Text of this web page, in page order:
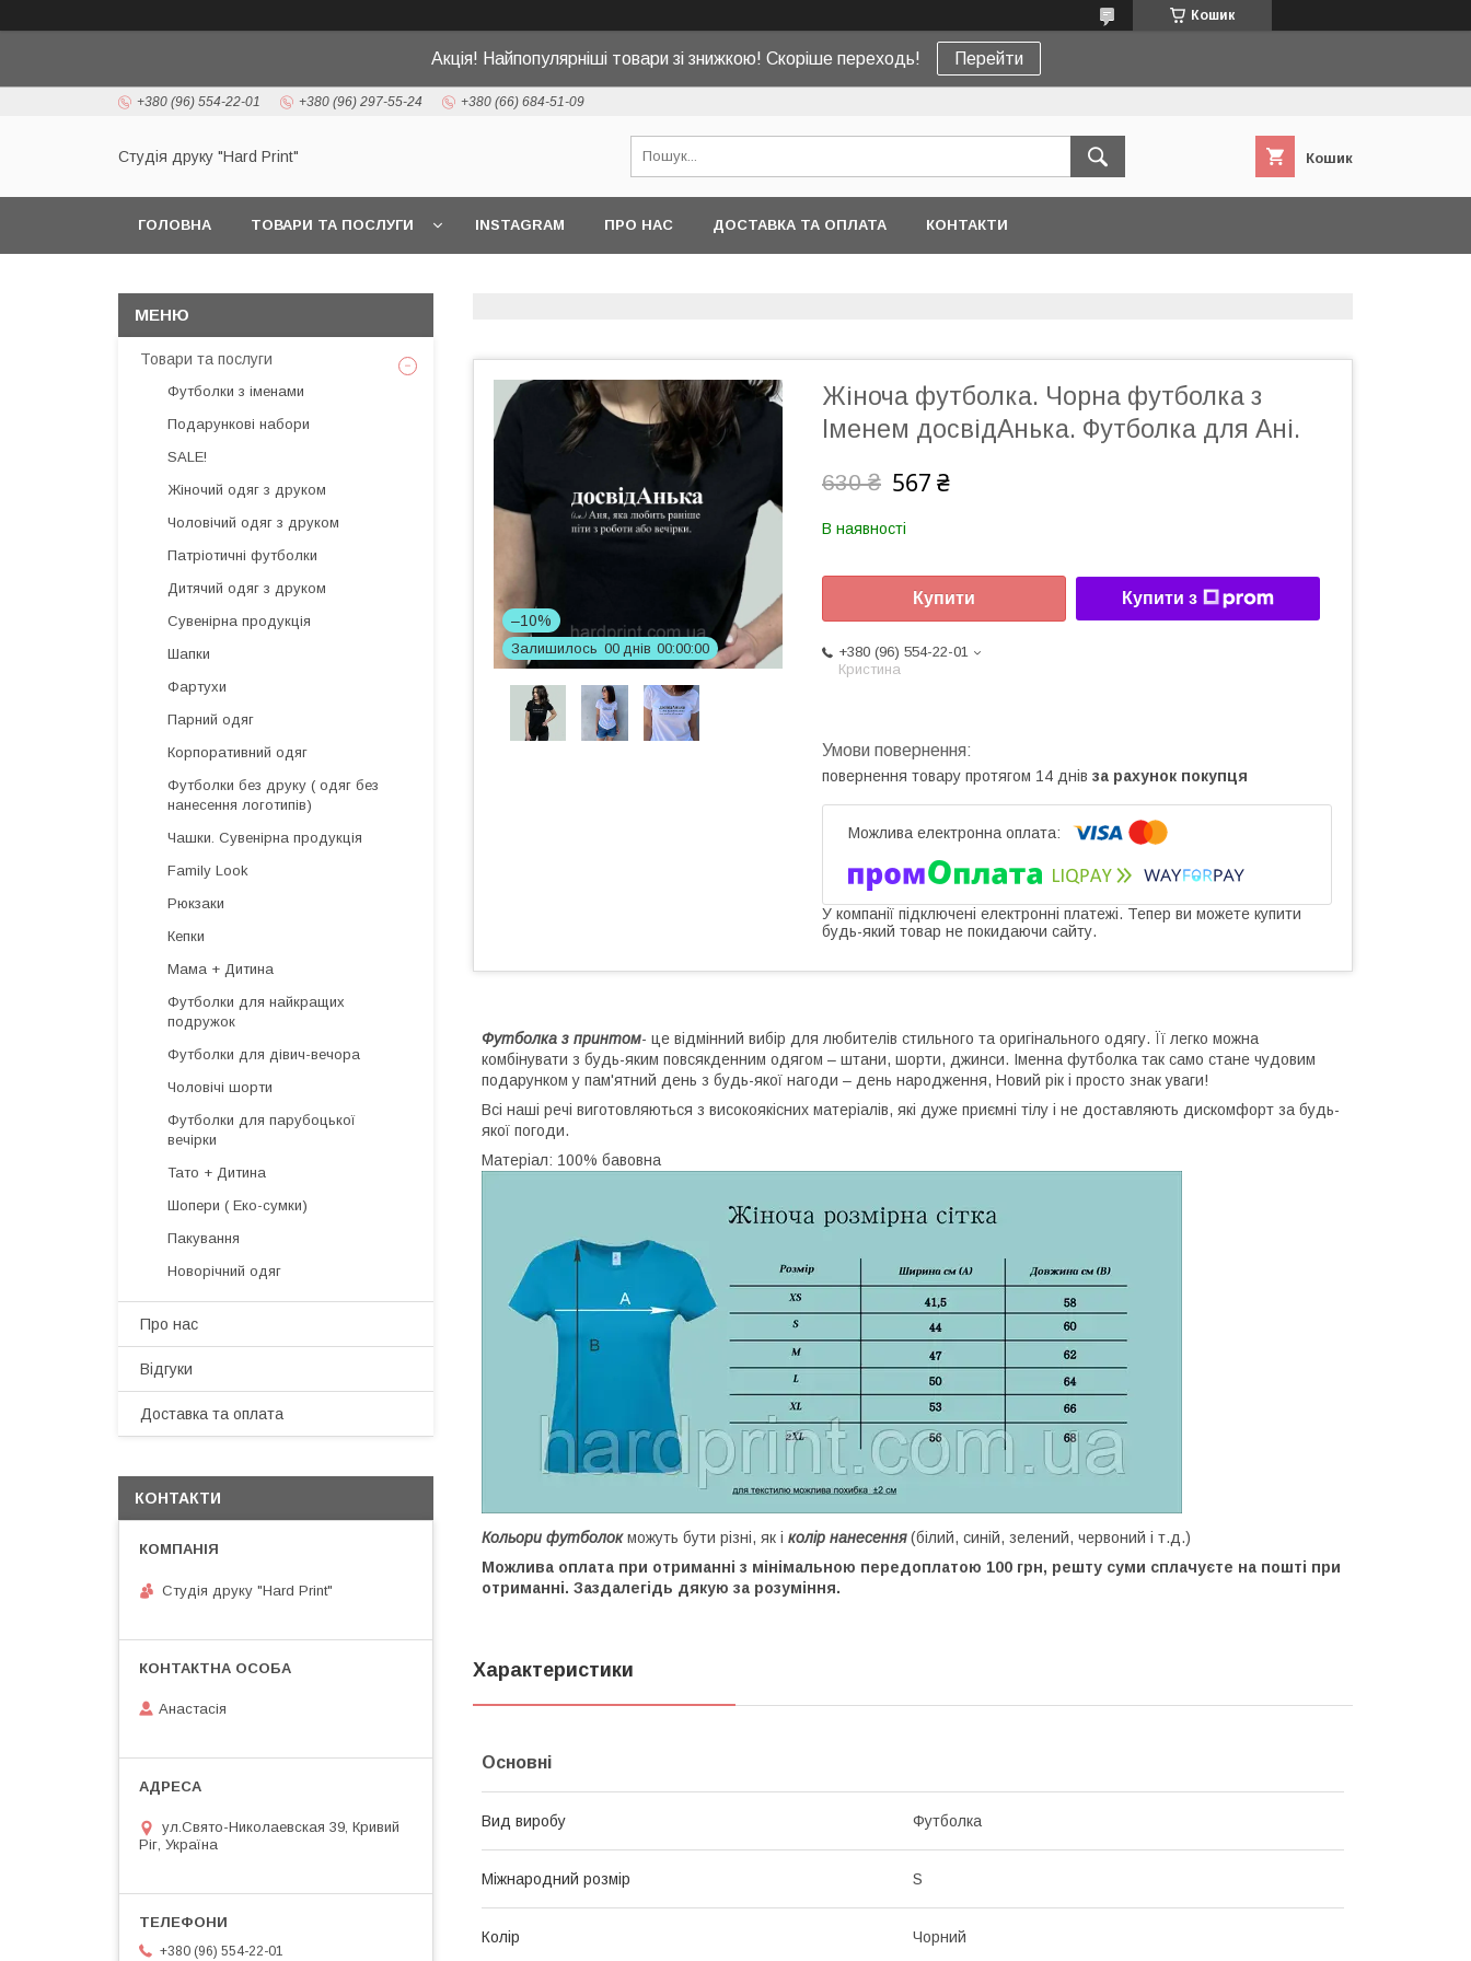
Кошик
Акція! Найпопулярніші товари зі знижкою! Скоріше переходь! Перейти
+380 (96) 554-22-01 +380 (96) 297-55-24 +380 (66) 684-51-09
Студія друку "Hard Print" Кошик
ГОЛОВНА ТОВАРИ ТА ПОСЛУГИ INSTAGRAM ПРО НАС ДОСТАВКА ТА ОПЛАТА КОНТАКТИ
–10%
Залишилось 00 днів 00 00 00
Жіноча футболка. Чорна футболка з
Іменем досвідАнька. Футболка для Ані.
630 ₴ 567 ₴
В наявності
Купити Купити з
+380 (96) 554-22-01
Кристина
повернення товару протягом 14 днів за рахунок покупця
У компанії підключені електронні платежі. Тепер ви можете купити
будь-який товар не покидаючи сайту.
Футболка з принтом- це відмінний вибір для любителів стильного та оригінального одягу. Її легко можна
комбінувати з будь-яким повсякденним одягом – штани, шорти, джинси. Іменна футболка так само стане чудовим
подарунком у пам'ятний день з будь-якої нагоди – день народження, Новий рік і просто знак уваги!
Всі наші речі виготовляються з високоякісних матеріалів, які дуже приємні тілу і не доставляють дискомфорт за будь-
якої погоди.
Матеріал: 100% бавовна
Кольори футболокможуть бути різні, як і колір нанесення(білий, синій, зелений, червоний і т.д.)
Можлива оплата при отриманні з мінімальною передоплатою 100 грн, решту суми сплачуєте на пошті при
отриманні. Заздалегідь дякую за розуміння.
Характеристики
Основні
Вид виробу Футболка
Міжнародний розмір S
Колір Чорний
Товари та послуги
Футболки з іменами
Подарункові набори
SALE!
Жіночий одяг з друком
Чоловічий одяг з друком
Патріотичні футболки
Дитячий одяг з друком
Сувенірна продукція
Шапки
Фартухи
Парний одяг
Корпоративний одяг
Футболки без друку ( одяг без
нанесення логотипів)
Чашки. Сувенірна продукція
Family Look
Рюкзаки
Кепки
Мама + Дитина
Футболки для найкращих
подружок
Футболки для дівич-вечора
Чоловічі шорти
Футболки для парубоцької
вечірки
Тато + Дитина
Шопери ( Еко-сумки)
Пакування
Новорічний одяг
Про нас
Відгуки
Доставка та оплата
КОНТАКТИ
Студія друку "Hard Print"
Анастасія
ул.Свято-Николаевская 39, Кривий
Ріг, Україна
+380 (96) 554-22-01